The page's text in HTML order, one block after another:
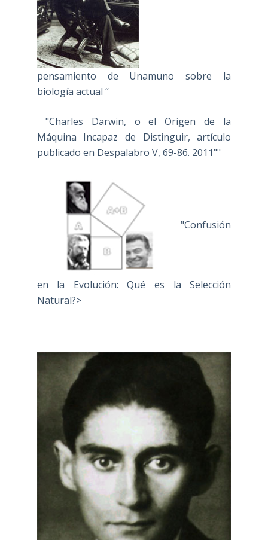
pensamiento de Unamuno sobre la
biología actual “
"Charles Darwin, o el Origen de la
Máquina Incapaz de Distinguir, artículo
publicado en Despalabro V, 69-86. 2011""
"Confusión
en la Evolución: Qué es la Selección
Natural?>